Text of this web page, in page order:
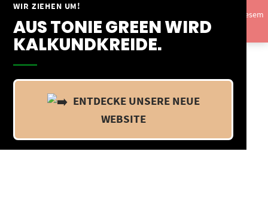
WIR ZIEHEN UM!
AUS TONIE GREEN WIRD
KALKUNDKREIDE.
ENTDECKE UNSERE NEUE
WEBSITE
Springe
Inhalt
Vom 09.04.25 - 20.04.25 befinden wir uns im Betriebsurlaub. In diesem
Zeitraum findet kein Versand statt.Ausblenden